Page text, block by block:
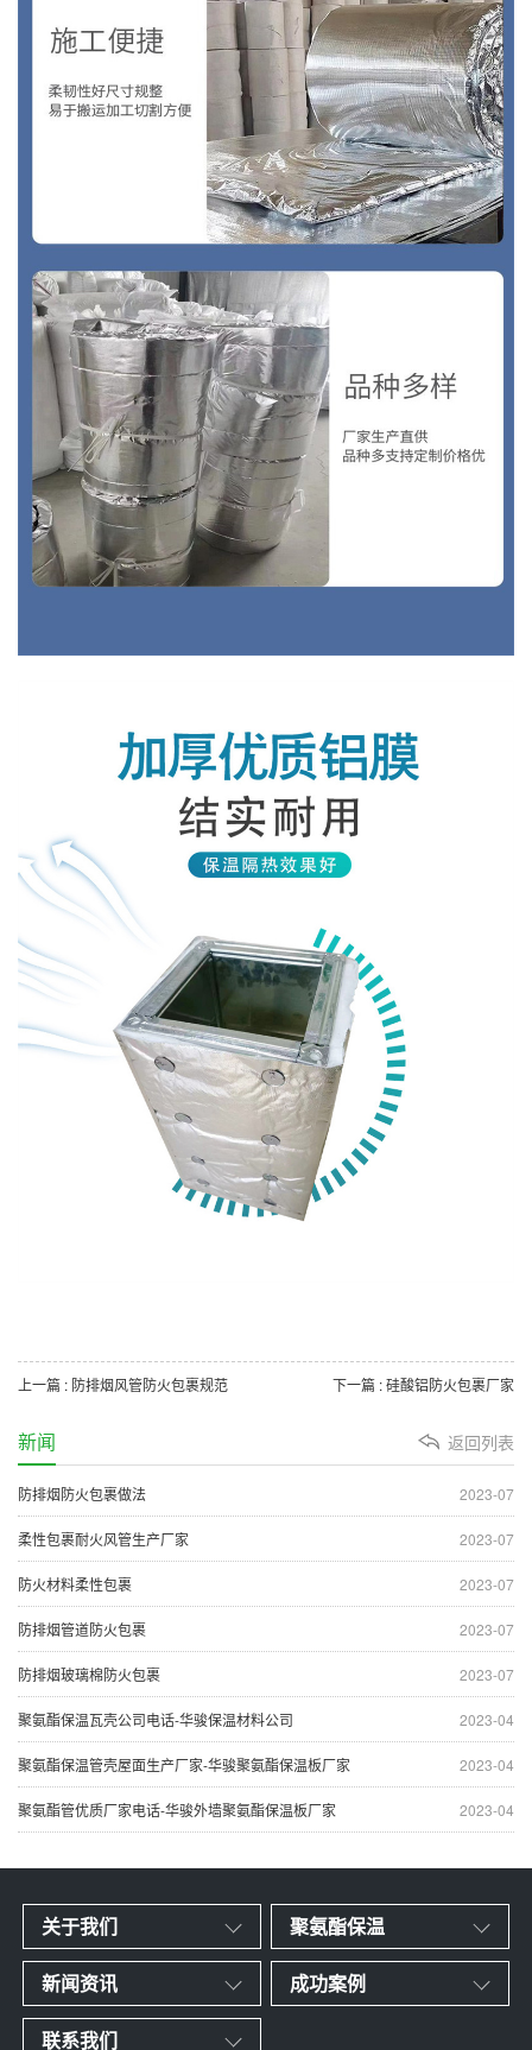
上一篇 : 防排烟风管防火包裹规范 下一篇 : 硅酸铝防火包裹厂家
返回列表
新闻
2023-07
防排烟防火包裹做法
2023-07
柔性包裹耐火风管生产厂家
2023-07
防火材料柔性包裹
2023-07
防排烟管道防火包裹
2023-07
防排烟玻璃棉防火包裹
2023-04
聚氨酯保温瓦壳公司电话-华骏保温材料公司
2023-04
聚氨酯保温管壳屋面生产厂家-华骏聚氨酯保温板厂家
2023-04
聚氨酯管优质厂家电话-华骏外墙聚氨酯保温板厂家
关于我们 聚氨酯保温
新闻资讯 成功案例
联系我们